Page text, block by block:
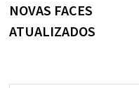
NOVAS FACES
ATUALIZADOS